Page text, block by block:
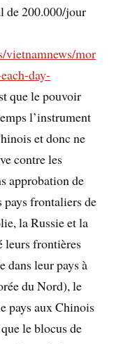
de 200.000/jour
vietnamnews/mor
day-
que le pouvoir
l’instrument
et donc ne
contre les
approbation de
pays frontaliers de
la Russie et la
leurs frontières
dans leur pays à
du Nord), le
pays aux Chinois
le blocus de